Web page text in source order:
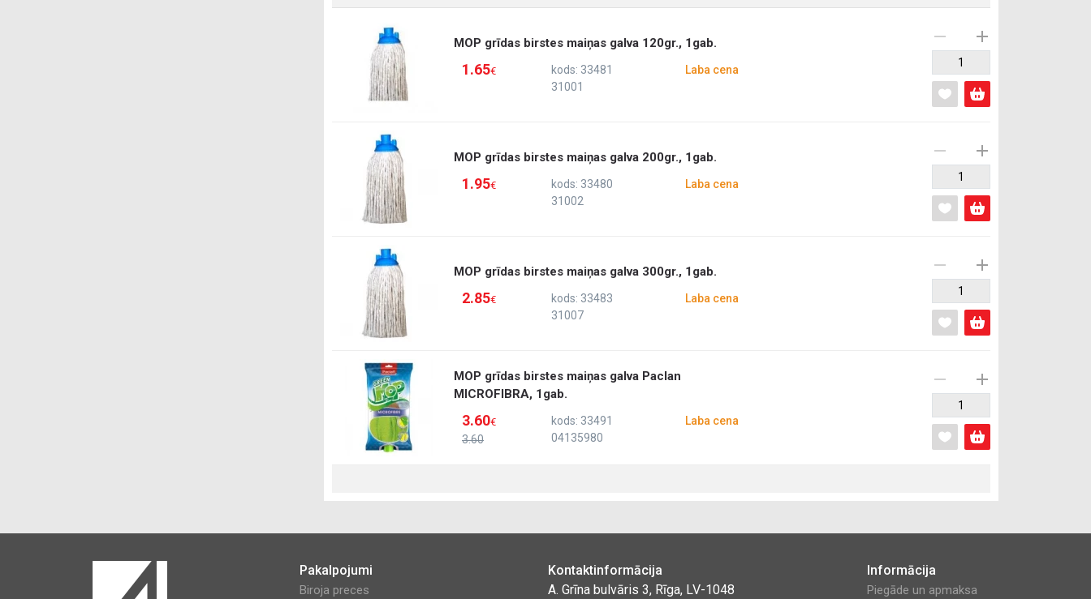
MOP grīdas birstes maiņas galva 120gr., 1gab.
1.65€
kods: 33481
31001
Laba cena
MOP grīdas birstes maiņas galva 200gr., 1gab.
1.95€
kods: 33480
31002
Laba cena
MOP grīdas birstes maiņas galva 300gr., 1gab.
2.85€
kods: 33483
31007
Laba cena
MOP grīdas birstes maiņas galva Paclan
MICROFIBRA, 1gab.
3.60
3.60€
kods: 33491
04135980
Laba cena
Pakalpojumi
Biroja preces
Kontaktinformācija
A. Grīna bulvāris 3, Rīga, LV-1048
Informācija
Piegāde un apmaksa